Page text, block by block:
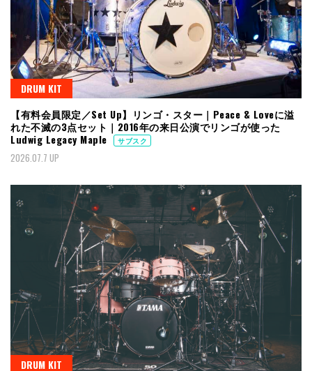
DRUM KIT
【有料会員限定／Set Up】リンゴ・スター｜Peace & Loveに溢
れた不滅の3点セット｜2016年の来日公演でリンゴが使った
Ludwig Legacy Maple
サブスク
2026.07.7 UP
DRUM KIT